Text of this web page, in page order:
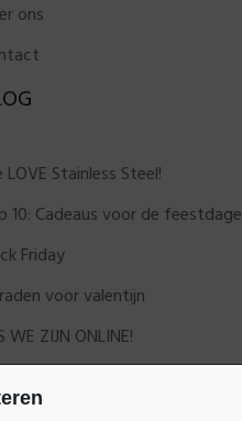
ons
LOVE Stainless Steel!
10: Cadeaus voor de
Friday
voor valentijn
WE ZIJN ONLINE!